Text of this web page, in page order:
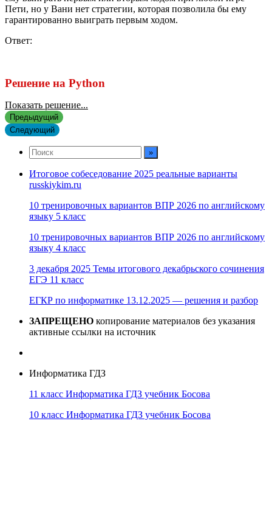
Пети, но у Вани нет стратегии, которая позволила бы ему
гарантированно выиграть первым ходом.
Ответ:
Решение на Python
Показать решение...
Предыдущий
Следующий
Итоговое собеседование 2025 реальные варианты
russkiykim.ru
10 тренировочных вариантов ВПР 2026 по английскому
языку 5 класс
10 тренировочных вариантов ВПР 2026 по английскому
языку 4 класс
3 декабря 2025 Темы итогового декабрьского сочинения
ЕГЭ 11 класс
ЕГКР по информатике 13.12.2025 — решения и разбор
ЗАПРЕЩЕНО копирование материалов без указания
активные ссылки на источник
Информатика ГДЗ
11 класс Информатика ГДЗ учебник Босова
10 класс Информатика ГДЗ учебник Босова